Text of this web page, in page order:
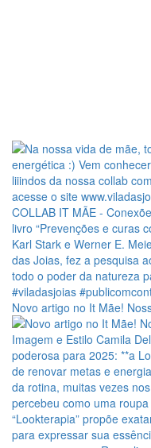
Novo artigo no It Mãe!